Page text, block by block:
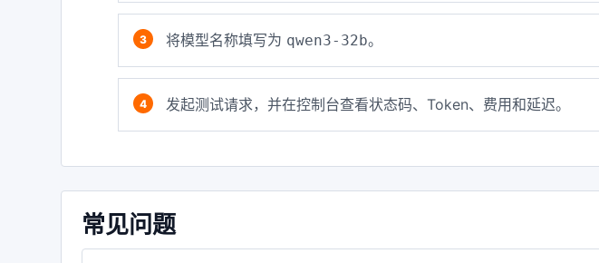
将模型名称填写为 qwen3-32b。
发起测试请求，并在控制台查看状态码、Token、费用和延迟。
常见问题